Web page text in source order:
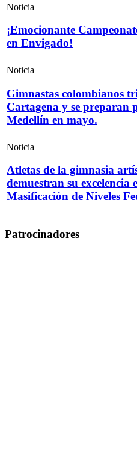
Noticia
¡Emocionante
en Envigado!
Noticia
Gimnastas colombianos
Cartagena y se preparan
Medellín en mayo.
Noticia
Atletas de la gimnasia
demuestran su excelencia
Masificación de Niveles
Patrocinadores